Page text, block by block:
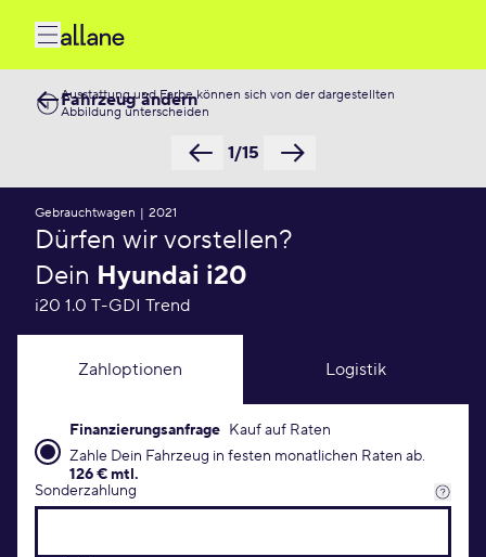
Ausstattung und Farbe können sich von der dargestellten
Abbildung unterscheiden
1/15
Fahrzeug ändern
Gebrauchtwagen | 2021
Dürfen wir vorstellen?
Dein Hyundai i20
i20 1.0 T-GDI Trend
Zahloptionen Logistik
Finanzierungsanfrage Konditionen
Finanzierungsanfrage Kauf auf Raten
Zahle Dein Fahrzeug in festen monatlichen Raten ab.
126 € mtl.
Sonderzahlung